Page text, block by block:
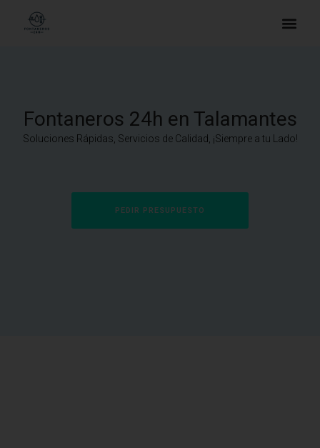
Fontaneros 24h en Talamantes
Soluciones Rápidas, Servicios de Calidad, ¡Siempre a tu Lado!
PEDIR PRESUPUESTO